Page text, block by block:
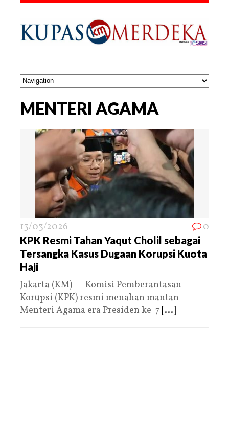
MENTERI AGAMA
13/03/2026 0
KPK Resmi Tahan Yaqut Cholil sebagai
Tersangka Kasus Dugaan Korupsi Kuota
Haji
Jakarta (KM) — Komisi Pemberantasan
Korupsi (KPK) resmi menahan mantan
Menteri Agama era Presiden ke-7 [...]